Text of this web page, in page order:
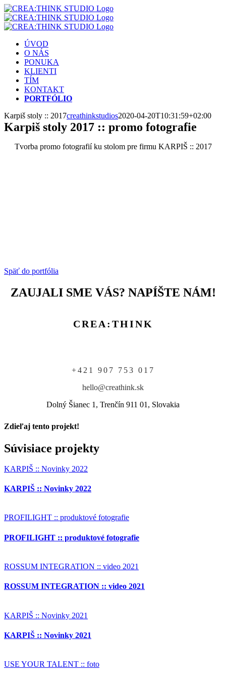
Skip
to
content
ÚVOD
O NÁS
PONUKA
KLIENTI
TÍM
KONTAKT
PORTFÓLIO
Karpiš stoly :: 2017creathinkstudios2020-04-20T10:31:59+02:00
Karpiš stoly 2017 :: promo fotografie
Tvorba promo fotografií ku stolom pre firmu KARPIŠ :: 2017
Späť do portfólia
ZAUJALI SME VÁS? NAPÍŠTE NÁM!
CREA:THINK
+421 907 753 017
hello@creathink.sk
Dolný Šianec 1, Trenčín 911 01, Slovakia
Zdieľaj tento projekt!
Facebook
X
Reddit
Email
Súvisiace projekty
KARPIŠ :: Novinky 2022
KARPIŠ :: Novinky 2022
PROFILIGHT :: produktové fotografie
PROFILIGHT :: produktové fotografie
ROSSUM INTEGRATION :: video 2021
ROSSUM INTEGRATION :: video 2021
KARPIŠ :: Novinky 2021
KARPIŠ :: Novinky 2021
USE YOUR TALENT :: foto